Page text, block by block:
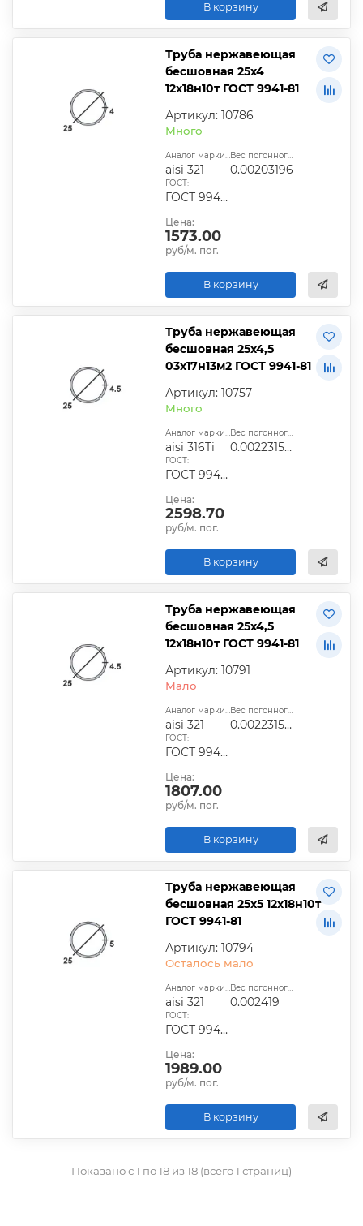
В корзину
Труба нержавеющая
бесшовная 25х4
12х18н10т ГОСТ 9941-81
Артикул: 10786
Много
Аналог марки стали:
aisi 321
Вес погонного метра, т.:
0.00203196
ГОСТ:
ГОСТ 9940-81, ГОСТ 9941-81, ГОСТ 24030-80, ГОСТ 10498-82
Цена:
1573.00
руб/м. пог.
В корзину
Труба нержавеющая
бесшовная 25х4,5
03х17н13м2 ГОСТ 9941-81
Артикул: 10757
Много
Аналог марки стали:
aisi 316Ti
Вес погонного метра, т.:
0.0022315275
ГОСТ:
ГОСТ 9940-81, ГОСТ 9941-81, ГОСТ 24030-80, ГОСТ 10498-82
Цена:
2598.70
руб/м. пог.
В корзину
Труба нержавеющая
бесшовная 25х4,5
12х18н10т ГОСТ 9941-81
Артикул: 10791
Мало
Аналог марки стали:
aisi 321
Вес погонного метра, т.:
0.0022315275
ГОСТ:
ГОСТ 9940-81, ГОСТ 9941-81, ГОСТ 24030-80, ГОСТ 10498-82
Цена:
1807.00
руб/м. пог.
В корзину
Труба нержавеющая
бесшовная 25х5 12х18н10т
ГОСТ 9941-81
Артикул: 10794
Осталось мало
Аналог марки стали:
aisi 321
Вес погонного метра, т.:
0.002419
ГОСТ:
ГОСТ 9940-81, ГОСТ 9941-81, ГОСТ 24030-80, ГОСТ 10498-82
Цена:
1989.00
руб/м. пог.
В корзину
Показано с 1 по 18 из 18 (всего 1 страниц)